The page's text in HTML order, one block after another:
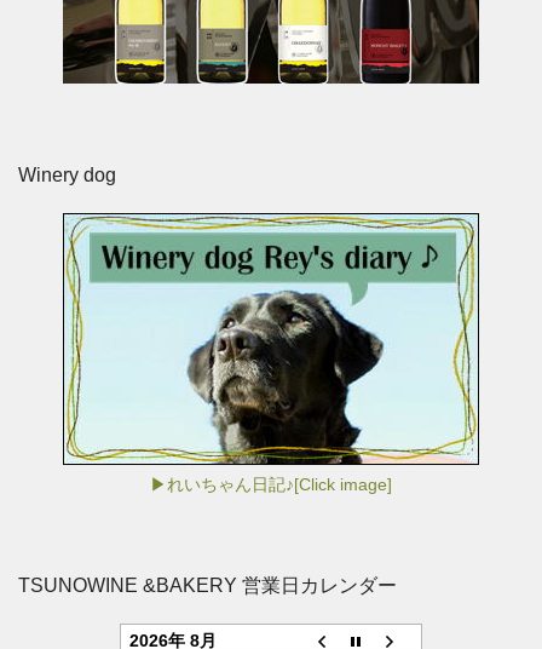
Winery dog
▶れいちゃん日記♪[Click image]
TSUNOWINE &BAKERY 営業日カレンダー
2026年 8月